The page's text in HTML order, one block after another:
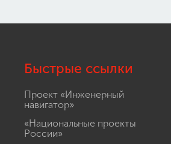
Быстрые ссылки
Проект «Инженерный
навигатор»
«Национальные проекты
России»